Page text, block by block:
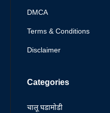
DMCA
Terms & Conditions
Disclaimer
Categories
चालू घडामोडी